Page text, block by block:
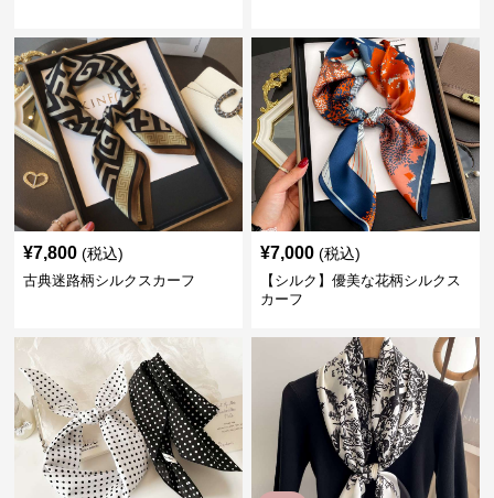
¥7,800 (税込)
古典迷路柄シルクスカーフ
¥7,000 (税込)
【シルク】優美な花柄シルクス
カーフ